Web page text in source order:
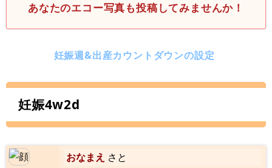
あなたのエコー写真も投稿してみませんか！
妊娠週&出産カウントダウンの設定
妊娠4w2d
おなまえ さと